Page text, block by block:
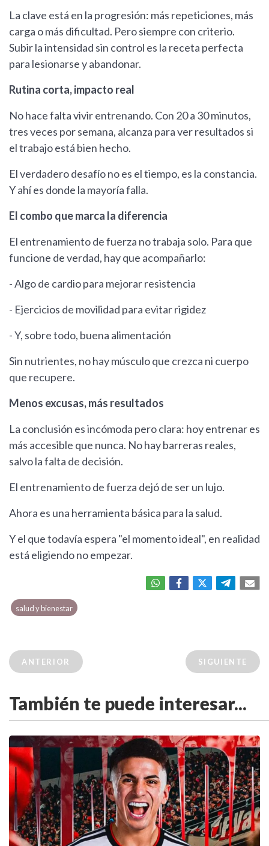
La clave está en la progresión: más repeticiones, más
carga o más dificultad. Pero siempre con criterio.
Subir la intensidad sin control es la receta perfecta
para lesionarse y abandonar.
Rutina corta, impacto real
No hace falta vivir entrenando. Con 20 a 30 minutos,
tres veces por semana, alcanza para ver resultados si
el trabajo está bien hecho.
El verdadero desafío no es el tiempo, es la constancia.
Y ahí es donde la mayoría falla.
El combo que marca la diferencia
El entrenamiento de fuerza no trabaja solo. Para que
funcione de verdad, hay que acompañarlo:
- Algo de cardio para mejorar resistencia
- Ejercicios de movilidad para evitar rigidez
- Y, sobre todo, buena alimentación
Sin nutrientes, no hay músculo que crezca ni cuerpo
que recupere.
Menos excusas, más resultados
La conclusión es incómoda pero clara: hoy entrenar es
más accesible que nunca. No hay barreras reales,
salvo la falta de decisión.
El entrenamiento de fuerza dejó de ser un lujo.
Ahora es una herramienta básica para la salud.
Y el que todavía espera "el momento ideal", en realidad
está eligiendo no empezar.
salud y bienestar
ANTERIOR SIGUIENTE
También te puede interesar...